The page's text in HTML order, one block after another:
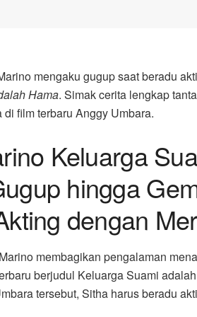
mengaku gugup saat beradu
Hama. Simak cerita lengkap
film terbaru Anggy Umbara.
Keluarga
hingga
dengan
membagikan pengalaman
berjudul Keluarga Suami
tersebut, Sitha harus beradu